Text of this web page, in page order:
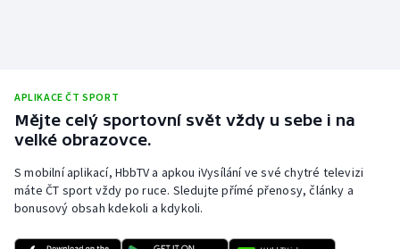
Rychlobruslení
Short track
Sportovní střelba
APLIKACE ČT SPORT
Mějte celý sportovní svět vždy u sebe i na
velké obrazovce.
S mobilní aplikací, HbbTV a apkou iVysílání ve své chytré televizi
máte ČT sport vždy po ruce. Sledujte přímé přenosy, články a
bonusový obsah kdekoli a kdykoli.